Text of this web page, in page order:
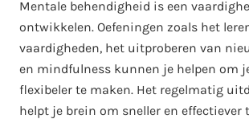
Mentale behendigheid is een
ontwikkelen. Oefeningen zoals het
vaardigheden, het uitproberen van
en mindfulness kunnen je helpen om
flexibeler te maken. Het regelmatig
helpt je brein om sneller en effectiever